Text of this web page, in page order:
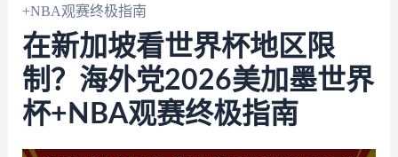
+NBA观赛终极指南
在新加坡看世界杯地区限
制？海外党2026美加墨世界
杯+NBA观赛终极指南